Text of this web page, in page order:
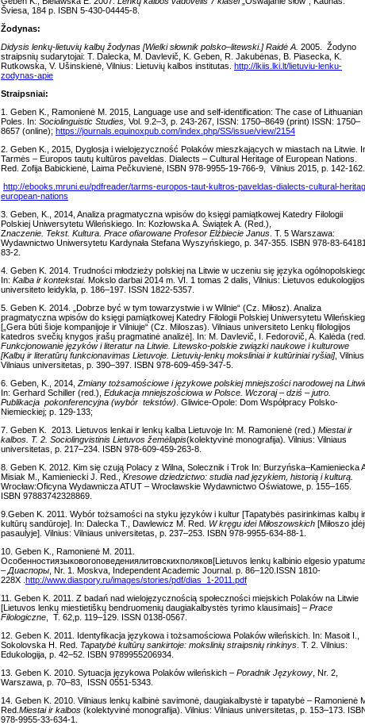
Šviesa, 184 p. ISBN 5-430-04445-8.
Žodynas:
Didysis lenkų-lietuvių kalbų žodynas [Wielki słownik polsko–litewski.] Raidė A. 2005. Žodyno
straipsnių sudarytojai: T. Dalecka, M. Davlevič, K. Geben, R. Jakubėnas, B. Piasecka, K.
Rutkowska, V. Ušinskienė, Vilnius: Lietuvių kalbos institutas. http://lkiis.lki.lt/lietuviu-lenku-
zodynas-apie
Straipsniai:
1. Geben K., Ramonienė M. 2015, Language use and self-identification: The case of Lithuanian
Poles. In: Sociolinguistic Studies, Vol. 9.2–3, p. 243-267, ISSN: 1750–8649 (print) ISSN: 1750–
8657 (online); https://journals.equinoxpub.com/index.php/SS/issue/view/2154
2. Geben K., 2015, Dyglosja i wielojęzyczność Polaków mieszkających w miastach na Litwie.
Tarmės – Europos tautų kultūros paveldas. Dialects – Cultural Heritage of European Nations.
Red. Zofija Babickienė, Laima Pečkuvienė, ISBN 978-9955-19-766-9, Vilnius 2015, p. 142-162.
http://ebooks.mruni.eu/pdfreader/tarms-europos-taut-kultros-paveldas-dialects-cultural-
european-nations
3. Geben, K., 2014, Analiza pragmatyczna wpisów do księgi pamiątkowej Katedry Filologii
Polskiej Uniwersytetu Wileńskiego. In: Kozłowska A. Świątek A. (Red.),
Znaczenie. Tekst. Kultura. Prace ofiarowane Profesor Elżbiecie Janus . T. 5 Warszawa:
Wydawnictwo Uniwersytetu Kardynała Stefana Wyszyńskiego, p. 347-355. ISBN 978-83-
83-2.
4. Geben K. 2014. Trudności młodzieży polskiej na Litwie w uczeniu się języka
In: Kalba ir kontekstai. Mokslo darbai 2014 m. VI. 1 tomas 2 dalis, Vilnius: Lietuvos edukologijos
universiteto leidykla, p. 186–197. ISSN 1822-5357.
5. Geben K. 2014. „Dobrze być w tym towarzystwie i w Wilnie“ (Cz. Miłosz). Analiza
pragmatyczna wpisów do księgi pamiątkowej Katedry Filologii Polskiej Uniwersytetu
[„Gera būti šioje kompanijoje ir Vilniuje“ (Cz. Miloszas). Vilniaus universiteto Lenkų filologijos
katedros svečių knygos įrašų pragmatinė analizė]. In: M. Davlevič, I. Fedorovič, A. Kalėda
Funkcjonowanie języków i literatur na Litwie. Litewsko-polskie związki naukowe i kulturowe
[Kalbų ir literatūrų funkcionavimas Lietuvoje. Lietuvių-lenkų moksliniai ir kultūriniai ryšiai],
Vilniaus universitetas, p. 390–397. ISBN 978-609-459-347-5.
6. Geben, K., 2014, Zmiany tożsamościowe i językowe polskiej mniejszości narodowej na
In: Gerhard Schiller (red.), Edukacja mniejszościowa w Polsce. Wczoraj – dziś – jutro.
Publikacja pokonferencyjna (wybór tekstów) . Gliwice-Opole: Dom Współpracy Polsko-
Niemieckiej; p. 129-133;
7. Geben K. 2013. Lietuvos lenkai ir lenkų kalba Lietuvoje In: M. Ramonienė (red.) Miestai ir
kalbos. T. 2. Sociolingvistinis Lietuvos žemėlapis(kolektyvinė monografija) Vilnius: Vilniaus
universitetas, p. 217–234. ISBN 978-609-459-263-8.
8. Geben K. 2012. Kim się czują Polacy z Wilna, Solecznik i Trok In: Burzyńska–Kamieniecka
Misiak M., Kamieniecki J. Red., Kresowe dziedzictwo: studia nad językiem, historią i kulturą.
Wrocław:Oficyna Wydawnicza ATUT – Wrocławskie Wydawnictwo Oświatowe, p. 155–165.
ISBN 97883742328869.
9.Geben K. 2011. Wybór tożsamości na styku języków i kultur [Tapatybės pasirinkimas kalbų ir
kultūrų sandūroje]. In: Dalecka T., Dawlewicz M. Red. W kręgu idei Miłoszowskich [Miłoszo
pasaulyje]. Vilnius: Vilniaus universitetas, p. 237–253. ISBN 978-9955-634-88-1.
10. Geben K., Ramonienė M. 2011.
Особенностиязыковогоповедениялитовскихполяков[Lietuvos lenkų kalbinio elgesio
– Диаспоры , Nr. 1. Moskva, Independent Academic Journal. p. 86–120.ISSN 1810-
228X . http://www.diaspory.ru/images/stories/pdf/dias_1-2011.pdf
11. Geben K. 2011. Z badań nad wielojęzycznością społeczności miejskich Polaków na Litwie
[Lietuvos lenkų miestietiškų bendruomenių daugiakalbystės tyrimo klausimais] – Prace
Filologiczne
T. 62, p. 119–129. ISSN 0138-0567.
12. Geben K. 2011. Identyfikacja językowa i tożsamościowa Polaków wileńskich. In: Masoit I.,
Sokolovska H. Red. Tapatybė kultūrų sankirtoje: mokslinių straipsnių rinkinys . T. 2. Vilnius:
Edukologija, p. 42–52. ISBN 9789955206934
13. Geben K. 2010. Sytuacja językowa Polaków wileńskich – Poradnik Językowy , Nr. 2,
Warszawa, p. 70–83, ISSN 0551-5343.
14. Geben K. 2010. Vilniaus lenkų kalbinė savimonė, daugiakalbystė ir tapatybė – Ramonienė
Red. Miestai ir kalbos (kolektyvinė monografija). Vilnius: Vilniaus universitetas, p. 153–173.
978-9955-33-634-1.